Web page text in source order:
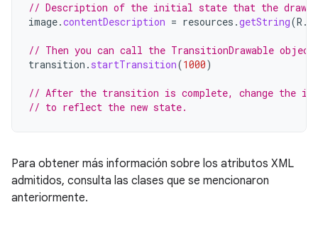
// Description of the initial state that the
image.contentDescription = resources .getString(R .
// Then you can call the TransitionDrawable
transition . startTransition(1000)
// After the transition is complete, change the
// to reflect the new state.
Para obtener más información sobre los atributos XML
admitidos, consulta las clases que se mencionaron
anteriormente.